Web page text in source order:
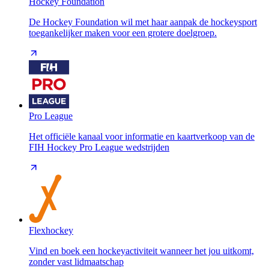
De Hockey Foundation wil met haar aanpak de hockeysport
toegankelijker maken voor een grotere doelgroep.
Pro League
Het officiële kanaal voor informatie en kaartverkoop van de
FIH Hockey Pro League wedstrijden
Flexhockey
Vind en boek een hockeyactiviteit wanneer het jou uitkomt,
zonder vast lidmaatschap